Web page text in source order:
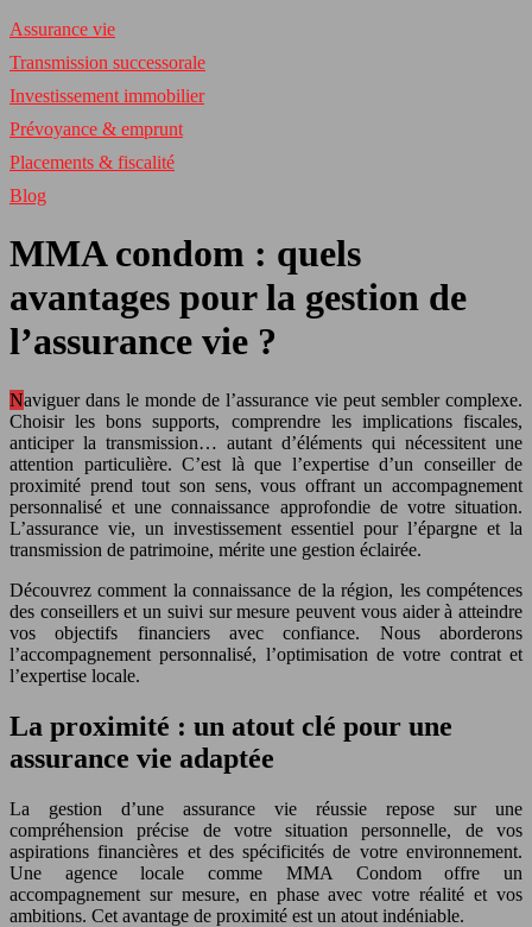
Assurance vie
Transmission successorale
Investissement immobilier
Prévoyance & emprunt
Placements & fiscalité
Blog
MMA condom : quels
avantages pour la gestion de
l’assurance vie ?
Naviguer dans le monde de l’assurance vie peut sembler complexe.
Choisir les bons supports, comprendre les implications fiscales,
anticiper la transmission… autant d’éléments qui nécessitent une
attention particulière. C’est là que l’expertise d’un conseiller de
proximité prend tout son sens, vous offrant un accompagnement
personnalisé et une connaissance approfondie de votre situation.
L’assurance vie, un investissement essentiel pour l’épargne et la
transmission de patrimoine, mérite une gestion éclairée.
Découvrez comment la connaissance de la région, les compétences
des conseillers et un suivi sur mesure peuvent vous aider à atteindre
vos objectifs financiers avec confiance. Nous aborderons
l’accompagnement personnalisé, l’optimisation de votre contrat et
l’expertise locale.
La proximité : un atout clé pour une
assurance vie adaptée
La gestion d’une assurance vie réussie repose sur une
compréhension précise de votre situation personnelle, de vos
aspirations financières et des spécificités de votre environnement.
Une agence locale comme MMA Condom offre un
accompagnement sur mesure, en phase avec votre réalité et vos
ambitions. Cet avantage de proximité est un atout indéniable.